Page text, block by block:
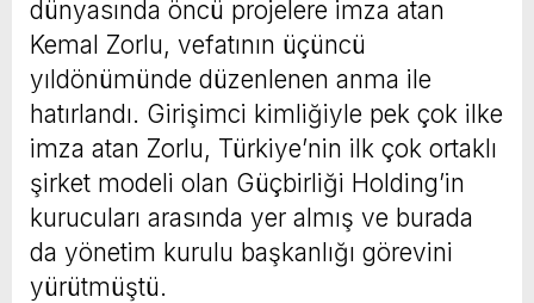
dünyasında öncü projelere imza atan
Kemal Zorlu, vefatının üçüncü
yıldönümünde düzenlenen anma ile
hatırlandı. Girişimci kimliğiyle pek çok ilke
imza atan Zorlu, Türkiye’nin ilk çok ortaklı
şirket modeli olan Güçbirliği Holding’in
kurucuları arasında yer almış ve burada
da yönetim kurulu başkanlığı görevini
yürütmüştü.